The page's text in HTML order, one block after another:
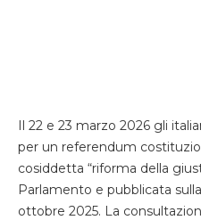
Il 22 e 23 marzo 2026 gli
per un referendum
cosiddetta “riforma della
Parlamento e pubblicata
ottobre 2025. La